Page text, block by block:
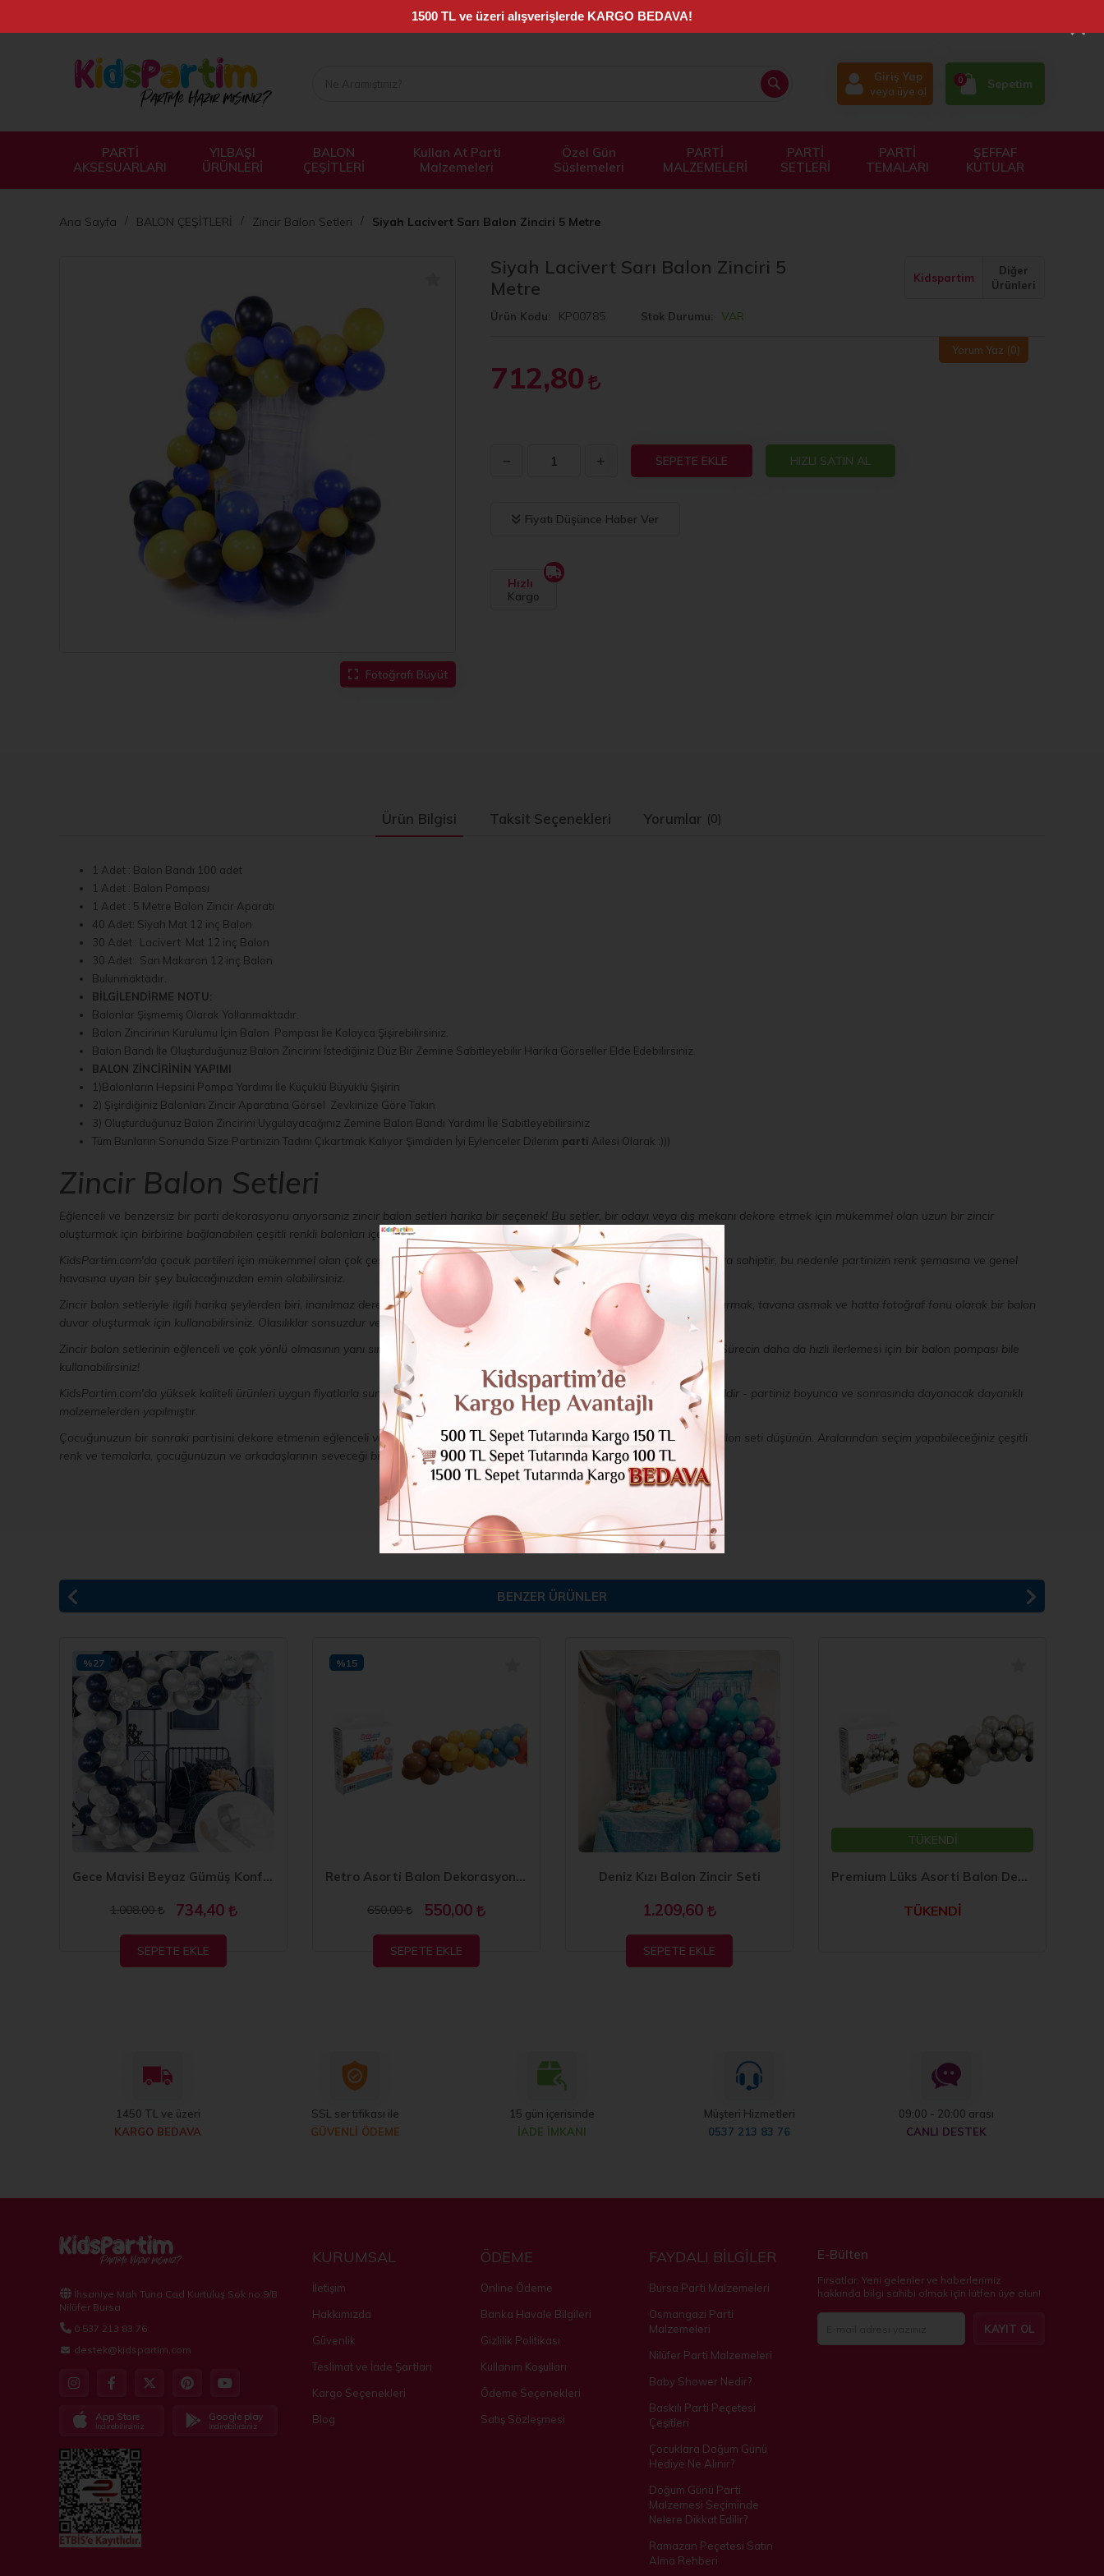
Giriş Yap
veya üye ol
0 Sepetim
PARTİ
AKSESUARLARI
YILBAŞI
ÜRÜNLERİ
BALON
ÇEŞİTLERİ
Kullan At Parti
Malzemeleri
Özel Gün
Süslemeleri
PARTİ
MALZEMELERİ
PARTİ
SETLERİ
PARTİ
TEMALARI
ŞEFFAF
KUTULAR
Ana Sayfa BALON ÇEŞİTLERİ Zincir Balon Setleri Siyah Lacivert Sarı Balon Zinciri 5 Metre
Fotoğrafı Büyüt
Siyah Lacivert Sarı Balon Zinciri 5
Metre
Kidspartim
Diğer
Ürünleri
Ürün Kodu KP00785 Stok Durumu VAR
Yorum Yaz (0)
712,80
SEPETE EKLE HIZLI SATIN AL
Fiyatı Düşünce Haber Ver
Hızlı
Kargo
Ürün Bilgisi Taksit Seçenekleri Yorumlar (0)
1 Adet : Balon Bandı 100 adet
1 Adet : Balon Pompası
1 Adet : 5 Metre Balon Zincir Aparatı
40 Adet: Siyah Mat 12 inç Balon
30 Adet : Lacivert Mat 12 inç Balon
30 Adet : Sarı Makaron 12 inç Balon
Bulunmaktadır.
BİLGİLENDİRME NOTU:
Balonlar Şişmemiş Olarak Yollanmaktadır.
Balon Zincirinin Kurulumu İçin Balon Pompası İle Kolayca Şişirebilirsiniz.
Balon Bandı İle Oluşturduğunuz Balon Zincirini İstediğiniz Düz Bir Zemine Sabitleyebilir Harika Görseller Elde Edebilirsiniz.
BALON ZİNCİRİNİN YAPIMI
1)Balonların Hepsini Pompa Yardımı İle Küçüklü Büyüklü Şişirin
2) Şişirdiğiniz Balonları Zincir Aparatına Görsel Zevkinize Göre Takın
3) Oluşturduğunuz Balon Zincirini Uygulayacağınız Zemine Balon Bandı Yardımı İle Sabitleyebilirsiniz
Tüm Bunların Sonunda Size Partinizin Tadını Çıkartmak Kalıyor Şimdiden İyi Eylenceler Dilerim parti Ailesi Olarak :)))
Zincir Balon Setleri
Eğlenceli ve benzersiz bir parti dekorasyonu arıyorsanız zincir balon setleri harika bir seçenek! Bu setler, bir odayı veya dış mekanı dekore etmek için mükemmel olan uzun bir zincir
oluşturmak için birbirine bağlanabilen çeşitli renkli balonları içerir.
KidsPartim.com'da çocuk partileri için mükemmel olan çok çeşitli zincir balon setleri sunuyoruz. Setlerimiz çeşitli renk ve temalara sahiptir, bu nedenle partinizin renk şemasına ve genel
havasına uyan bir şey bulacağınızdan emin olabilirsiniz.
Zincir balon setleriyle ilgili harika şeylerden biri, inanılmaz derecede çok yönlü olmalarıdır. Onları eğlenceli bir balon kemeri oluşturmak, tavana asmak ve hatta fotoğraf fonu olarak bir balon
duvar oluşturmak için kullanabilirsiniz. Olasılıklar sonsuzdur ve sonuç kesinlikle misafirlerinizi etkileyecektir!
Zincir balon setlerinin eğlenceli ve çok yönlü olmasının yanı sıra kullanımı da kolaydır. Balonları şişirin, birbirine bağlayın ve asın. Sürecin daha da hızlı ilerlemesi için bir balon pompası bile
kullanabilirsiniz!
KidsPartim.com'da yüksek kaliteli ürünleri uygun fiyatlarla sunmaktan gurur duyuyoruz. Zincir balon setlerimiz de bir istisna değildir - partiniz boyunca ve sonrasında dayanacak dayanıklı
malzemelerden yapılmıştır.
Çocuğunuzun bir sonraki partisini dekore etmenin eğlenceli ve benzersiz bir yolunu arıyorsanız, KidsPartim.com'dan bir zincir balon seti düşünün. Aralarından seçim yapabileceğiniz çeşitli
renk ve temalarla, çocuğunuzun ve arkadaşlarının seveceği bir şey bulacağınızdan emin olabilirsiniz!
BENZER ÜRÜNLER
Gece Mavisi Beyaz Gümüş Konfetili Balon Zincir Seti
1.008,00 734,40
%27
SEPETE EKLE
Retro Asorti Balon Dekorasyon Seti 70 li
650,00 550,00
%15
SEPETE EKLE
Deniz Kızı Balon Zincir Seti
1.209,60
SEPETE EKLE
TÜKENDİ
Premium Lüks Asorti Balon Dekorasyon Seti 70 li
TÜKENDİ
1450 TL ve üzeri
KARGO BEDAVA
SSL sertifikası ile
GÜVENLİ ÖDEME
15 gün içerisinde
İADE İMKANI
Müşteri Hizmetleri
0537 213 83 76
09:00 - 20:00 arası
CANLI DESTEK
İhsaniye Mah Tuna Cad Kurtuluş Sok no:9/B
Nilüfer Bursa
0 537 213 83 76
destek@kidspartim.com
App Store
İndirebilirsiniz
Google play
İndirebilirsiniz
E-Bülten
Fırsatlar, Yeni gelenler ve haberlerimiz
hakkında bilgi sahibi olmak için lütfen üye olun!
KAYIT OL
KURUMSAL
İletişim
Hakkımızda
Güvenlik
Teslimat ve İade Şartları
Kargo Seçenekleri
Blog
ÖDEME
Online Ödeme
Banka Havale Bilgileri
Gizlilik Politikası
Kullanım Koşulları
Ödeme Seçenekleri
Satış Sözleşmesi
FAYDALI BİLGİLER
Bursa Parti Malzemeleri
Osmangazi Parti
Malzemeleri
Nilüfer Parti Malzemeleri
Baby Shower Nedir?
Baskılı Parti Peçetesi
Çeşitleri
Çocuklara Doğum Günü
Hediye Ne Alınır?
Doğum Günü Parti
Malzemesi Seçiminde
Nelere Dikkat Edilir?
Ramazan Peçetesi Satın
Alma Rehberi
×